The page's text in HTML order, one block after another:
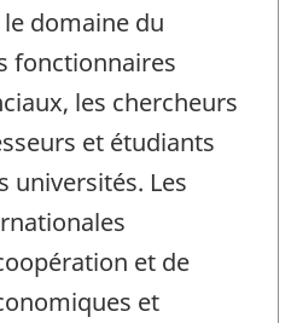
domaine du
fonctionnaires
les chercheurs
et étudiants
universités. Les
et de
et